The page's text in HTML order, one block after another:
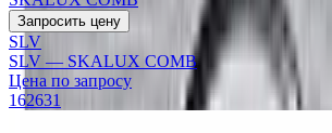
Запросить цену
SLV
SLV — SKALUX COMB
Цена по запросу
162631